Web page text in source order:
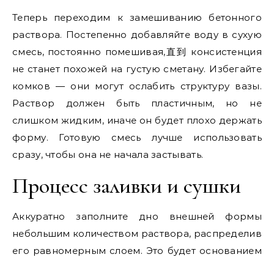
Теперь переходим к замешиванию бетонного
раствора. Постепенно добавляйте воду в сухую
смесь, постоянно помешивая,直到 консистенция
не станет похожей на густую сметану. Избегайте
комков — они могут ослабить структуру вазы.
Раствор должен быть пластичным, но не
слишком жидким, иначе он будет плохо держать
форму. Готовую смесь лучше использовать
сразу, чтобы она не начала застывать.
Процесс заливки и сушки
Аккуратно заполните дно внешней формы
небольшим количеством раствора, распределив
его равномерным слоем. Это будет основанием